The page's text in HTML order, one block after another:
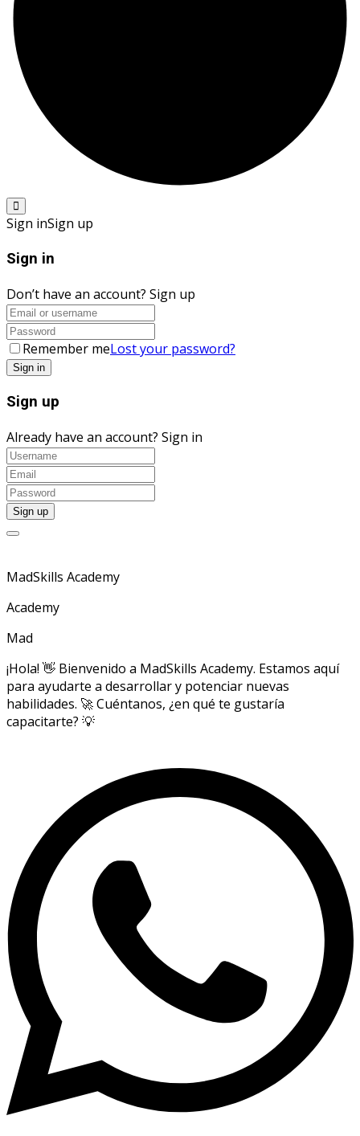
Sign inSign up
Sign in
Don’t have an account? Sign up
Remember meLost your password?
Sign up
Already have an account? Sign in
MadSkills Academy
Academy
Mad
¡Hola! 👋 Bienvenido a MadSkills Academy. Estamos aquí
para ayudarte a desarrollar y potenciar nuevas
habilidades. 🚀 Cuéntanos, ¿en qué te gustaría
capacitarte? 💡